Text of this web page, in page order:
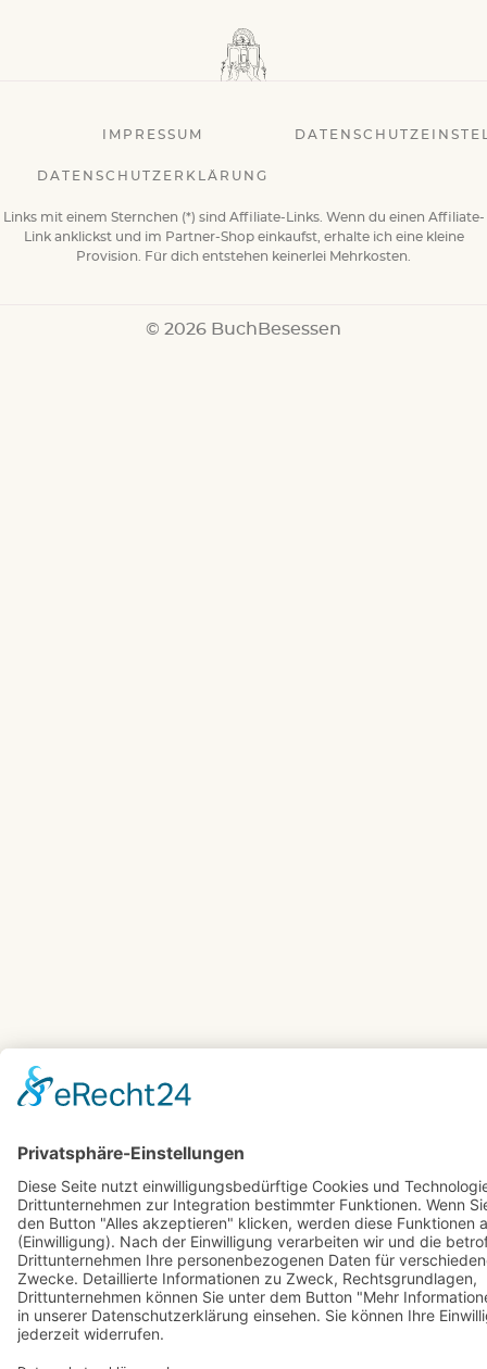
IMPRESSUM
DATENSCHUTZERKLÄRUNG
Links mit einem Sternchen (*) sind Affiliate-Links. Wenn du einen Affiliate-
Link anklickst und im Partner-Shop einkaufst, erhalte ich eine kleine
Provision. Für dich entstehen keinerlei Mehrkosten.
© 2026 BuchBesessen